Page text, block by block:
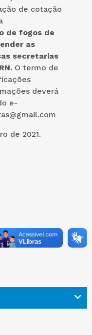
de cotação
de fogos de
as
secretarias
O termo de
deverá
e-
de 2021.